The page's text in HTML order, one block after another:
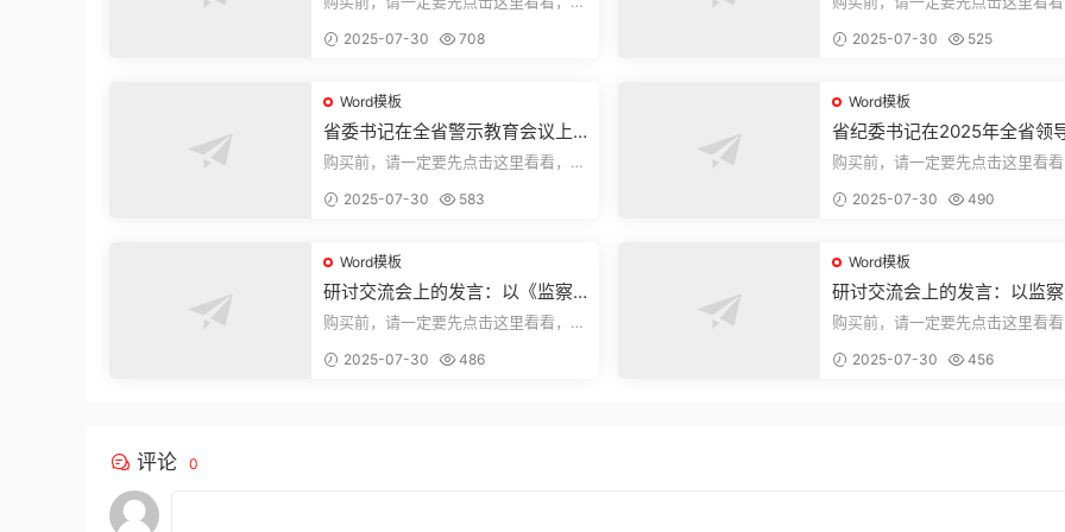
束，本文...
2025-07-30 708
束，本文...
2025-07-30 525
Word模板
省委书记在全省警示教育会议上
的讲话
购买前，请一定要先点击这里看看，欢
束，本文...
2025-07-30 583
Word模板
省纪委书记在2025年全省领
部警示教育会上的讲话.1
购买前，请一定要先点击这里看看
束，本文...
2025-07-30 490
Word模板
研讨交流会上的发言：以《监察
法实施条例》为纲,推动巡察工作
购买前，请一定要先点击这里看看，欢
束，本文...
2025-07-30 486
Word模板
研讨交流会上的发言：以监
实施条例为纲推动巡察工作高
购买前，请一定要先点击这里看看
束，本文...
2025-07-30 456
评论 0